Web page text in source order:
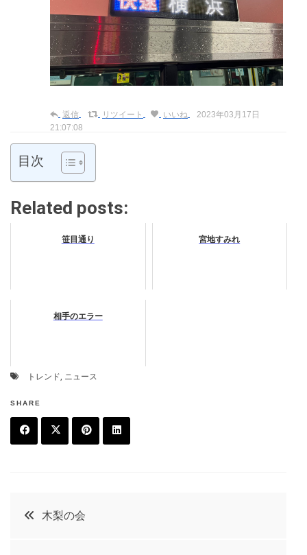
返信 リツイート いいね
2023年03月17日
21:07:08
目次
Related posts:
笹目通り 宮地すみれ
相手のエラー
トレンド ニュース
SHARE
t
e
投
木梨の会